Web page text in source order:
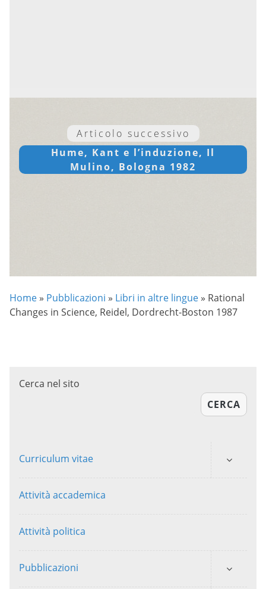
Articolo successivo
Hume, Kant e l’induzione, Il
Mulino, Bologna 1982
Home » Pubblicazioni » Libri in altre lingue » Rational
Changes in Science, Reidel, Dordrecht-Boston 1987
Cerca nel sito
CERCA
Curriculum vitae
Attività accademica
Attività politica
Pubblicazioni